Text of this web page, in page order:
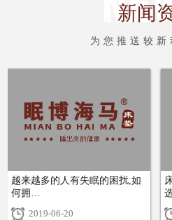
新闻
为您推送较新
越来越多的人有失眠的困扰,如
何拥…
2019-06-20